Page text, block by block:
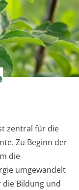
zentral für die
Zu Beginn der
die
umgewandelt
die Bildung und